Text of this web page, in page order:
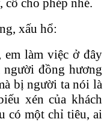
cô cho phép nhé.
xấu hổ:
làm việc ở đây
đồng hương
bị người ta nói là
xén của khách
có một chỉ tiêu, ai